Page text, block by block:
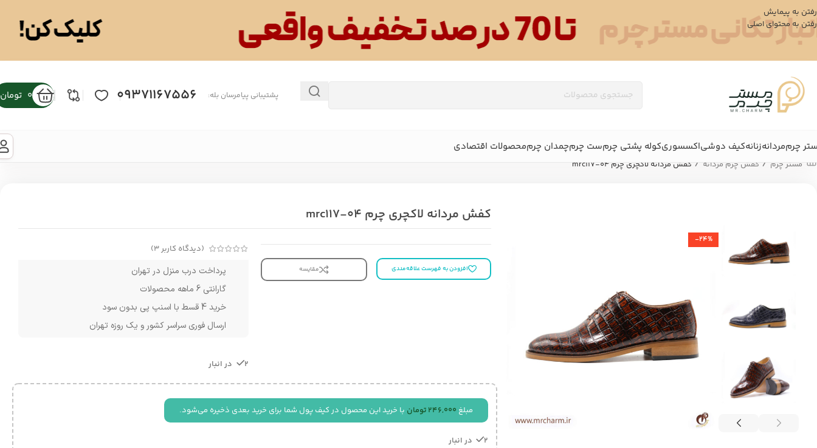
رفتن به پیمایش
رفتن به محتوای اصلی
پشتیبانی پیامرسان بله: 09371167556
0 تومان
چرممردانهزنانهکیف دوشیاکسسوریکوله پشتی چرمست چرمچمدان چرممحصولات اقتصادی
مستر چرم / کفش چرم مردانه / کفش مردانه لاکچری چرم mrc117-04
-24%
کفش مردانه لاکچری چرم mrc117-04
افزودن به فهرست علاقه‌مندی مقایسه
(دیدگاه کاربر3
)
پرداخت درب منزل در تهران
گارانتی 6 ماهه محصولات
خرید 4 قسط با اسنپ پی بدون سود
ارسال فوری سراسر کشور و یک روزه تهران
2 در انبار
مبلغ 246,000 تومان با خرید این محصول در کیف پول شما برای خرید بعدی ذخیره می‌شود.
2 در انبار